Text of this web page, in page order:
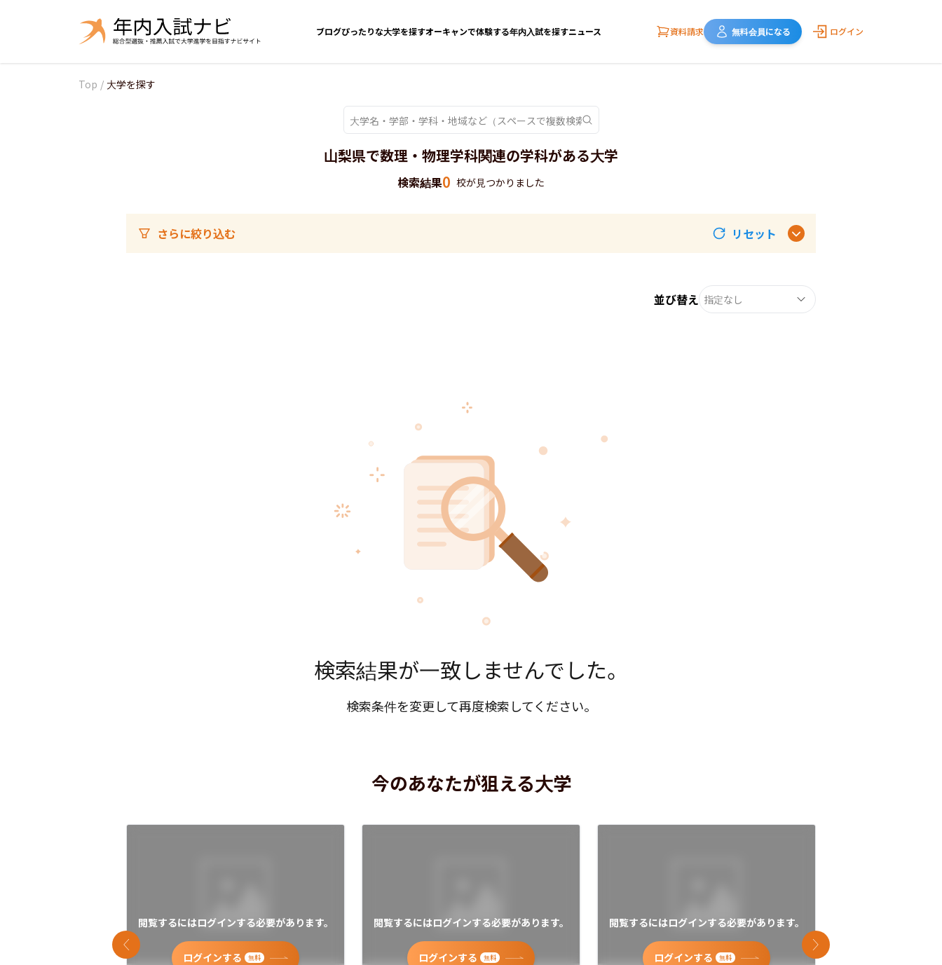
ブログぴったりな大学を探すオーキャンで体験する年内入試を探すニュース 資料請求 無料会員になる ログイン
Top / 大学を探す
山梨県で数理・物理学科関連の学科がある大学
検索結果0 校が見つかりました
さらに絞り込む リセット
並び替え 指定なし
検索結果が一致しませんでした。
検索条件を変更して再度検索してください。
今のあなたが狙える大学
閲覧するにはログインする必要があります。
ログインする 無料
閲覧するにはログインする必要があります。
ログインする 無料
閲覧するにはログインする必要があります。
ログインする 無料
前のスライド 次のスライド